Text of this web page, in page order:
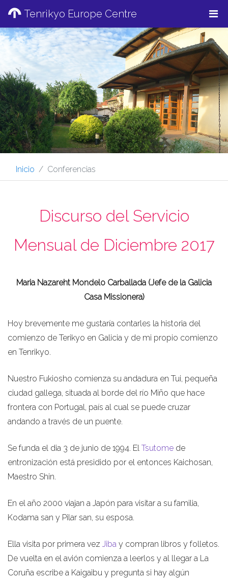
Tenrikyo Europe Centre
Inicio Conferencias
Discurso del Servicio
Mensual de Diciembre 2017
Maria Nazareht Mondelo Carballada (Jefe de la Galicia
Casa Missionera)
Hoy brevemente me gustaría contarles la historia del
comienzo de Terikyo en Galicia y de mi propio comienzo
en Tenrikyo.
Nuestro Fukiosho comienza su andadura en Tui, pequeña
ciudad gallega, situada al borde del río Miño que hace
frontera con Portugal, país al cual se puede cruzar
andando a través de un puente.
Se funda el dia 3 de junio de 1994. El Tsutome de
entronización está presidido por el entonces Kaichosan,
Maestro Shin.
En el año 2000 viajan a Japón para visitar a su familia,
Kodama san y Pilar san, su esposa.
Ella visita por primera vez Jiba y compran libros y folletos.
De vuelta en el avión comienza a leerlos y al llegar a La
Coruña escribe a Kaigaibu y pregunta si hay algún